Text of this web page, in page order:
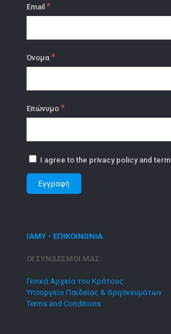
Email *
Όνομα *
Επώνυμο *
I agree to the privacy policy and
ΙΑΜΥ - ΕΠΙΚΟΙΝΩΝΙΑ
ΟΙ ΣΥΝΔΕΣΜΟΙ ΜΑΣ:
Γενικά Αρχεία του Κράτους
Υπουργείο Παιδείας & Θρησκευμάτων
Terms and Conditions